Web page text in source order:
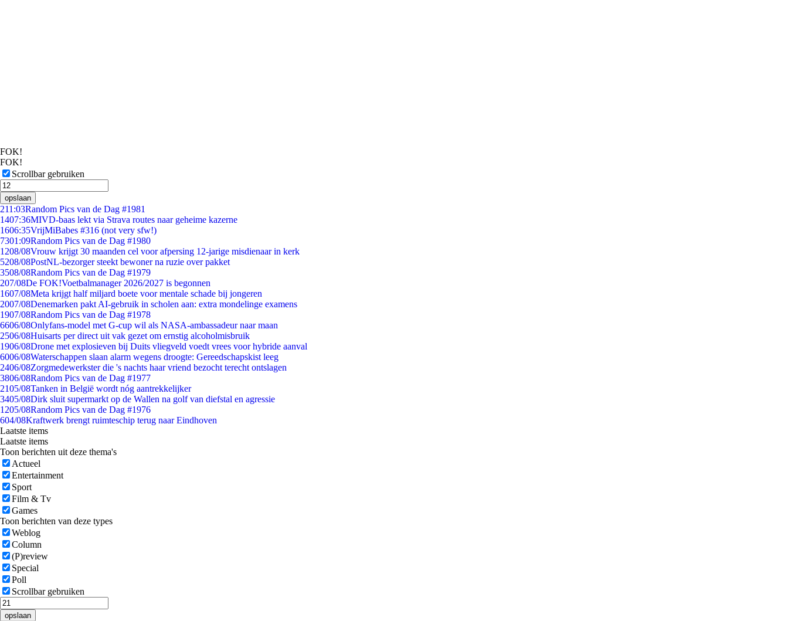
FOK!
FOK!
Scrollbar gebruiken
opslaan
211:03Random Pics van de Dag #1981
1407:36MIVD-baas lekt via Strava routes naar geheime kazerne
1606:35VrijMiBabes #316 (not very sfw!)
7301:09Random Pics van de Dag #1980
1208/08Vrouw krijgt 30 maanden cel voor afpersing 12-jarige misdienaar in kerk
5208/08PostNL-bezorger steekt bewoner na ruzie over pakket
3508/08Random Pics van de Dag #1979
207/08De FOK!Voetbalmanager 2026/2027 is begonnen
1607/08Meta krijgt half miljard boete voor mentale schade bij jongeren
2007/08Denemarken pakt AI-gebruik in scholen aan: extra mondelinge examens
1907/08Random Pics van de Dag #1978
6606/08Onlyfans-model met G-cup wil als NASA-ambassadeur naar maan
2506/08Huisarts per direct uit vak gezet om ernstig alcoholmisbruik
1906/08Drone met explosieven bij Duits vliegveld voedt vrees voor hybride aanval
6006/08Waterschappen slaan alarm wegens droogte: Gereedschapskist leeg
2406/08Zorgmedewerkster die 's nachts haar vriend bezocht terecht ontslagen
3806/08Random Pics van de Dag #1977
2105/08Tanken in België wordt nóg aantrekkelijker
3405/08Dirk sluit supermarkt op de Wallen na golf van diefstal en agressie
1205/08Random Pics van de Dag #1976
604/08Kraftwerk brengt ruimteschip terug naar Eindhoven
Laatste items
Laatste items
Toon berichten uit deze thema's
Actueel
Entertainment
Sport
Film & Tv
Games
Toon berichten van deze types
Weblog
Column
(P)review
Special
Poll
Scrollbar gebruiken
opslaan